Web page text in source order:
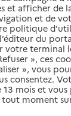
et afficher de
et de
politique
du
votre terminal
», ces
», vous
consentez.
mois et
moment